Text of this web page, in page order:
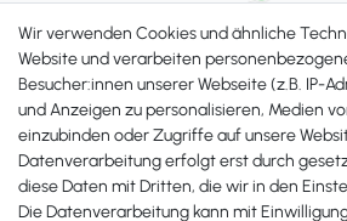
+49 561 287 907 84
Wir verwenden Cookies und ähnliche
Website und verarbeiten
Besucher:innen unserer Webseite (z.B. IP-
und Anzeigen zu personalisieren, Medien
einzubinden oder Zugriffe auf unsere
Datenverarbeitung erfolgt erst durch
diese Daten mit Dritten, die wir in den
Die Datenverarbeitung kann mit